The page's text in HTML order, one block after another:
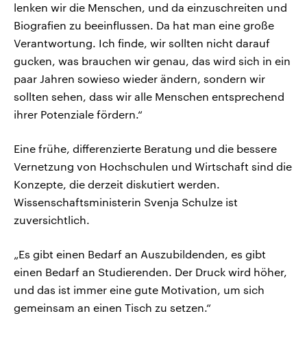
lenken wir die Menschen, und da einzuschreiten und
Biografien zu beeinflussen. Da hat man eine große
Verantwortung. Ich finde, wir sollten nicht darauf
gucken, was brauchen wir genau, das wird sich in ein
paar Jahren sowieso wieder ändern, sondern wir
sollten sehen, dass wir alle Menschen entsprechend
ihrer Potenziale fördern.“
Eine frühe, differenzierte Beratung und die bessere
Vernetzung von Hochschulen und Wirtschaft sind die
Konzepte, die derzeit diskutiert werden.
Wissenschaftsministerin Svenja Schulze ist
zuversichtlich.
„Es gibt einen Bedarf an Auszubildenden, es gibt
einen Bedarf an Studierenden. Der Druck wird höher,
und das ist immer eine gute Motivation, um sich
gemeinsam an einen Tisch zu setzen.“